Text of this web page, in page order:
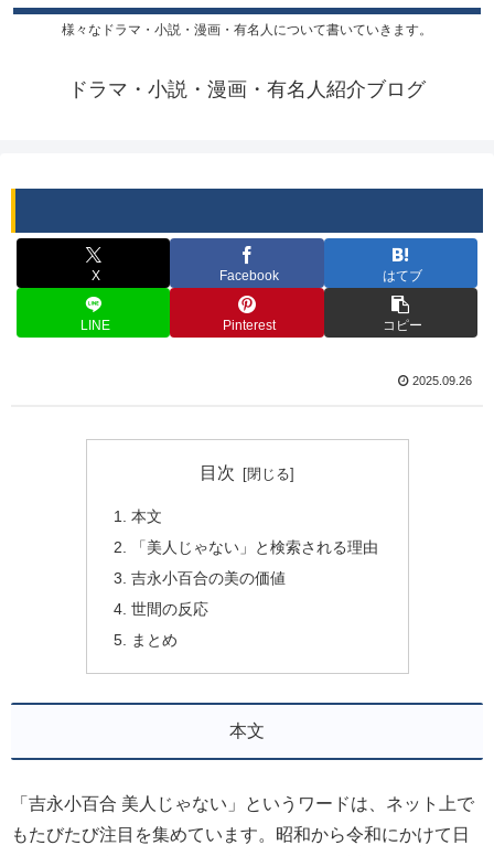
様々なドラマ・小説・漫画・有名人について書いていきます。
ドラマ・小説・漫画・有名人紹介ブログ
X Facebook はてブ
LINE Pinterest コピー
2025.09.26
目次
本文
「美人じゃない」と検索される理由
吉永小百合の美の価値
世間の反応
まとめ
本文
「吉永小百合 美人じゃない」というワードは、ネット上で
もたびたび注目を集めています。昭和から令和にかけて日